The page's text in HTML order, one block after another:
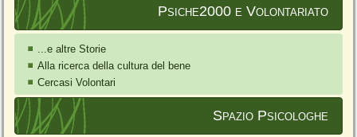
Psiche2000 e Volontariato
...e altre Storie
Alla ricerca della cultura del bene
Cercasi Volontari
Spazio Psicologhe